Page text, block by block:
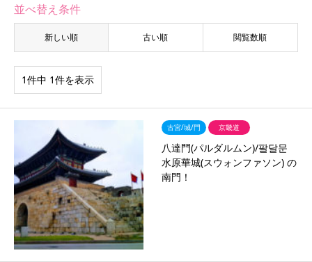
並べ替え条件
新しい順 古い順 閲覧数順
1件中 1件を表示
古宮/城/門 京畿道
八達門(パルダルムン)/팔달문
水原華城(スウォンファソン) の
南門！